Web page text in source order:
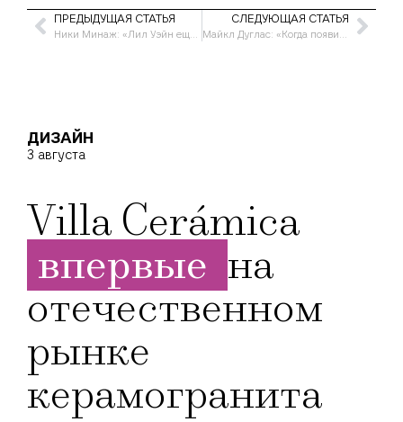
ПРЕДЫДУЩАЯ СТАТЬЯ
Ники Минаж: «Лил Уэйн еще попросит меня дать ему работу»
СЛЕДУЮЩАЯ СТАТЬЯ
Майкл Дуглас: «Когда появились дети, я не сильно изменился»
ДИЗАЙН
3 августа
Villa Cerámica
впервые на
отечественном
рынке
керамогранита